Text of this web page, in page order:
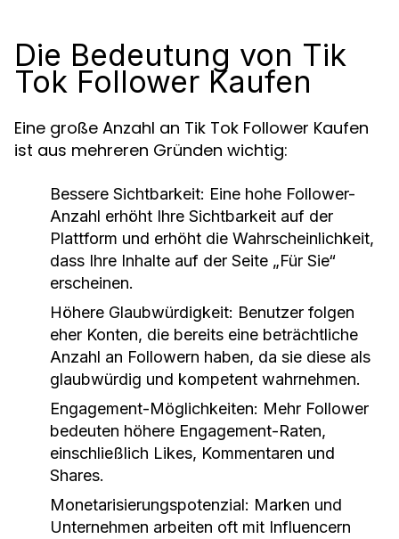
Die Bedeutung von Tik
Tok Follower Kaufen
Eine große Anzahl an Tik Tok Follower Kaufen
ist aus mehreren Gründen wichtig:
Bessere Sichtbarkeit: Eine hohe Follower-
Anzahl erhöht Ihre Sichtbarkeit auf der
Plattform und erhöht die Wahrscheinlichkeit,
dass Ihre Inhalte auf der Seite „Für Sie“
erscheinen.
Höhere Glaubwürdigkeit: Benutzer folgen
eher Konten, die bereits eine beträchtliche
Anzahl an Followern haben, da sie diese als
glaubwürdig und kompetent wahrnehmen.
Engagement-Möglichkeiten: Mehr Follower
bedeuten höhere Engagement-Raten,
einschließlich Likes, Kommentaren und
Shares.
Monetarisierungspotenzial: Marken und
Unternehmen arbeiten oft mit Influencern